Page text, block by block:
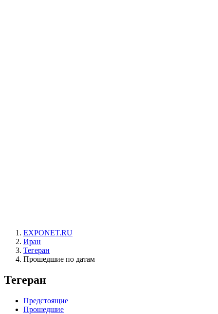
EXPONET.RU
Иран
Тегеран
Прошедшие по датам
Тегеран
Предстоящие
Прошедшие